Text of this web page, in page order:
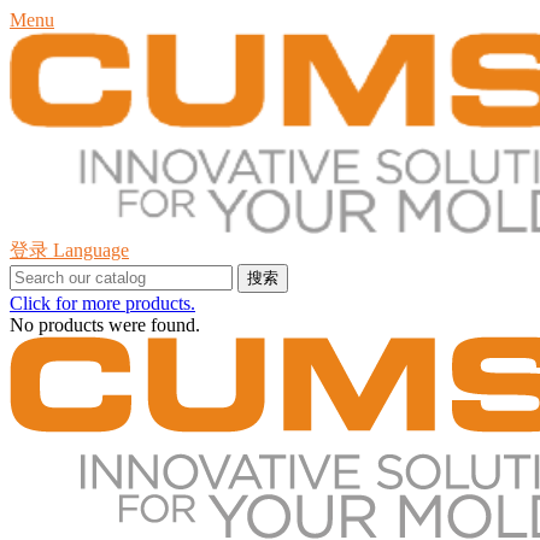
Menu
登录 Language
搜索
Click for more products.
No products were found.